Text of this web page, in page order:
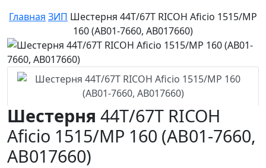
Главная ЗИП Шестерня 44T/67T RICOH Aficio 1515/MP
160 (AB01-7660, AB017660)
Шестерня 44T/67T RICOH
Aficio 1515/MP 160 (AB01-7660,
AB017660)